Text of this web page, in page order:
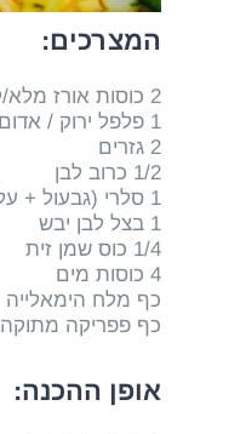
המצרכים:
2 כוסות אורז מלא/לבן
1 פלפל ירוק / אדום/כתום
2 גזרים
1/2 כרוב לבן
1 סלרי (גבעול + עלים)
1 בצל לבן יבש
1/4 כוס שמן זית
4 כוסות מים
כף מלח הימאלייה
כף פפריקה מתוקה
אופן ההכנה: